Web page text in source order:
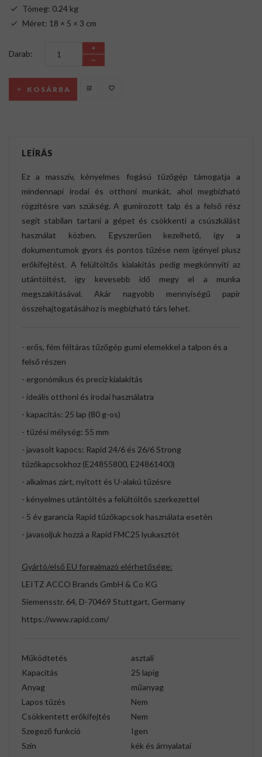
Tömeg: 0.24 kg
Méret: 18 × 5 × 3 cm
Darab:
KOSÁRBA
LEÍRÁS
Ez a masszív, kényelmes fogású tűzőgép támogatja a
mindennapi irodai és otthoni munkát, ahol megbízható
rögzítésre van szükség. A gumírozott talp és a felső rész
segít stabilan tartani a gépet és csökkenti a csúszkálást
használat közben. Egyszerűen kezelhető, így a
dokumentumok gyors és pontos tűzése nem igényel plusz
erőkifejtést. A felültöltős kialakítás pedig megkönnyíti az
utántöltést, így kevesebb idő megy el a munka
megszakításával. Akár nagyobb mennyiségű papír
összehajtogatásához is megbízható társ lehet.
- erős, fém féltáras tűzőgép gumi elemekkel a talpon és a
felső részen
- ergonómikus és precíz kialakítás
- ideális otthoni és irodai használatra
- kapacitás: 25 lap (80 g-os)
- tűzési mélység: 55 mm
- javasolt kapocs: Rapid 24/6 és 26/6 Strong
tűzőkapcsokhoz (E24855800, E24861400)
- alkalmas zárt, nyitott és U-alakú tűzésre
- kényelmes utántöltés a felültöltős szerkezettel
- 5 év garancia Rapid tűzőkapcsok használata esetén
- javasoljuk hozzá a Rapid FMC25 lyukasztót
Gyártó/első EU forgalmazó elérhetősége:
LEITZ ACCO Brands GmbH & Co KG
Siemensstr. 64, D-70469 Stuttgart, Germany
https://www.rapid.com/
Működtetés
asztali
Kapacitás
25 lapig
Anyag
műanyag
Lapos tűzés
Nem
Csökkentett erőkifejtés
Nem
Szegező funkció
Igen
Szín
kék és árnyalatai